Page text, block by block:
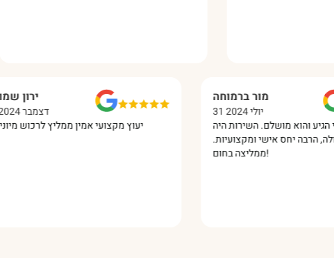
יעוץ
מור ברמוחה
31 יולי 2024
המחסן שלי הגיע והוא מושלם. השירות היה
פשוט מעולה, הרבה יחס אישי ומקצועיות.